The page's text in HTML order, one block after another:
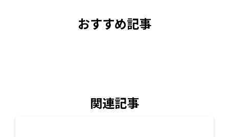
おすすめ記事
関連記事